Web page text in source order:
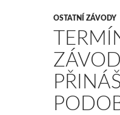
OSTATNÍ ZÁVODY